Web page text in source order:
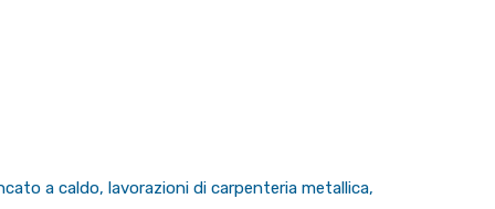
a caldo, lavorazioni di carpenteria metallica,